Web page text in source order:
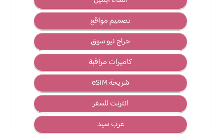
تصميم مواقع
حراج نيو سوق
كاميرات مراقبة
شريحة eSIM
انترنت للسفر
عرب سيد